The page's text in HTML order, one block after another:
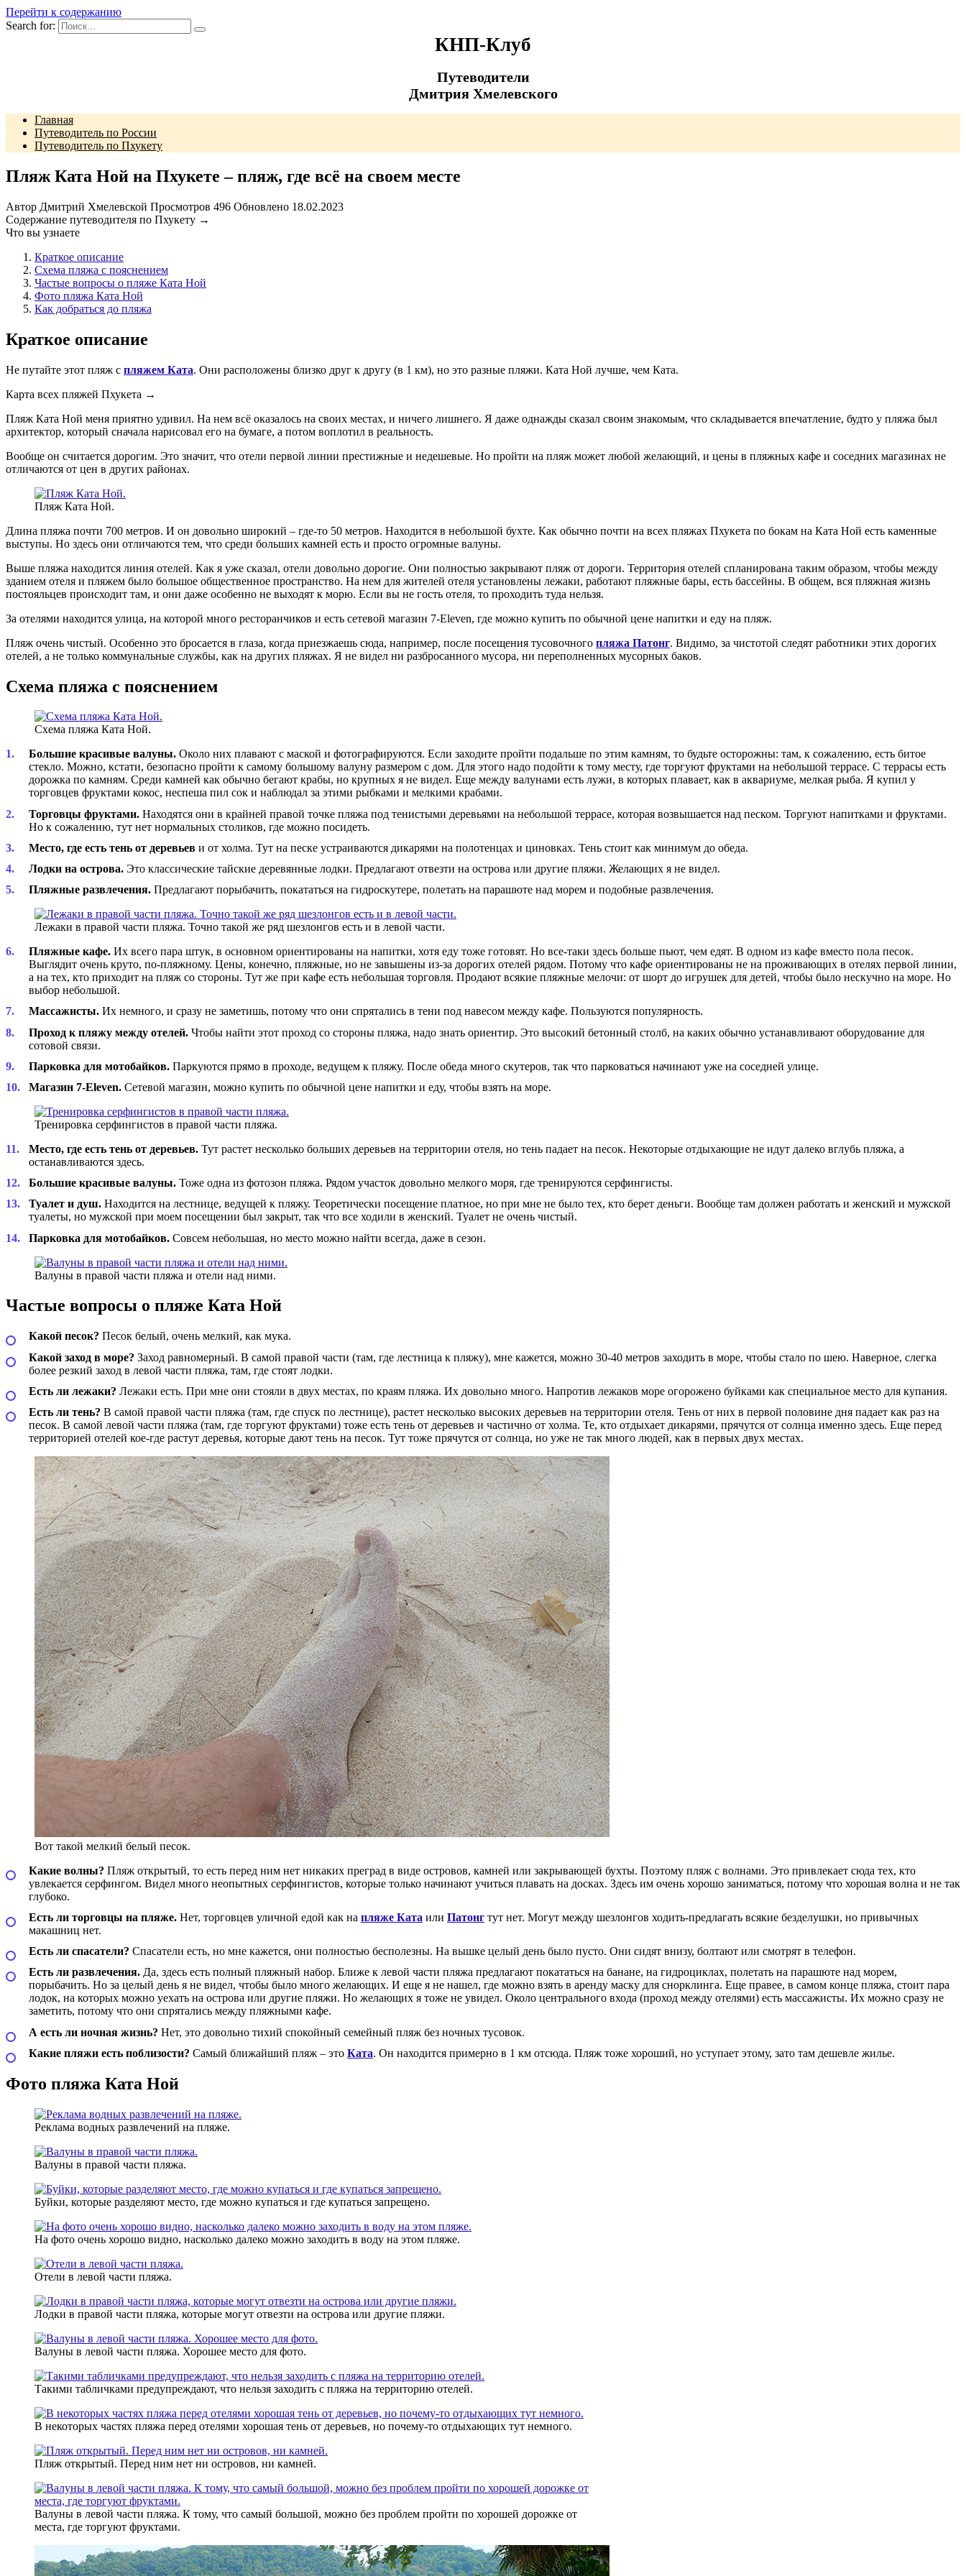
Перейти к содержанию
Search for:
КНП-Клуб
Путеводители
Дмитрия Хмелевского
Главная
Путеводитель по России
Путеводитель по Пхукету
Пляж Ката Ной на Пхукете – пляж, где всё на своем месте
Автор Дмитрий Хмелевской Просмотров 496 Обновлено 18.02.2023
Содержание путеводителя по Пхукету →
Что вы узнаете
Краткое описание
Схема пляжа с пояснением
Частые вопросы о пляже Ката Ной
Фото пляжа Ката Ной
Как добраться до пляжа
Краткое описание
Не путайте этот пляж с пляжем Ката. Они расположены близко друг к другу (в 1 км), но это разные пляжи. Ката Ной лучше, чем Ката.
Карта всех пляжей Пхукета →
Пляж Ката Ной меня приятно удивил. На нем всё оказалось на своих местах, и ничего лишнего. Я даже однажды сказал своим знакомым, что складывается впечатление, будто у пляжа был
архитектор, который сначала нарисовал его на бумаге, а потом воплотил в реальность.
Вообще он считается дорогим. Это значит, что отели первой линии престижные и недешевые. Но пройти на пляж может любой желающий, и цены в пляжных кафе и соседних магазинах не
отличаются от цен в других районах.
Пляж Ката Ной.
Длина пляжа почти 700 метров. И он довольно широкий – где-то 50 метров. Находится в небольшой бухте. Как обычно почти на всех пляжах Пхукета по бокам на Ката Ной есть каменные
выступы. Но здесь они отличаются тем, что среди больших камней есть и просто огромные валуны.
Выше пляжа находится линия отелей. Как я уже сказал, отели довольно дорогие. Они полностью закрывают пляж от дороги. Территория отелей спланирована таким образом, чтобы между
зданием отеля и пляжем было большое общественное пространство. На нем для жителей отеля установлены лежаки, работают пляжные бары, есть бассейны. В общем, вся пляжная жизнь
постояльцев происходит там, и они даже особенно не выходят к морю. Если вы не гость отеля, то проходить туда нельзя.
За отелями находится улица, на которой много ресторанчиков и есть сетевой магазин 7-Eleven, где можно купить по обычной цене напитки и еду на пляж.
Пляж очень чистый. Особенно это бросается в глаза, когда приезжаешь сюда, например, после посещения тусовочного пляжа Патонг. Видимо, за чистотой следят работники этих дорогих
отелей, а не только коммунальные службы, как на других пляжах. Я не видел ни разбросанного мусора, ни переполненных мусорных баков.
Схема пляжа с пояснением
Схема пляжа Ката Ной.
Большие красивые валуны. Около них плавают с маской и фотографируются. Если заходите пройти подальше по этим камням, то будьте осторожны: там, к сожалению, есть битое
стекло. Можно, кстати, безопасно пройти к самому большому валуну размером с дом. Для этого надо подойти к тому месту, где торгуют фруктами на небольшой террасе. С террасы есть
дорожка по камням. Среди камней как обычно бегают крабы, но крупных я не видел. Еще между валунами есть лужи, в которых плавает, как в аквариуме, мелкая рыба. Я купил у
торговцев фруктами кокос, неспеша пил сок и наблюдал за этими рыбками и мелкими крабами.
Торговцы фруктами. Находятся они в крайней правой точке пляжа под тенистыми деревьями на небольшой террасе, которая возвышается над песком. Торгуют напитками и фруктами.
Но к сожалению, тут нет нормальных столиков, где можно посидеть.
Место, где есть тень от деревьев и от холма. Тут на песке устраиваются дикарями на полотенцах и циновках. Тень стоит как минимум до обеда.
Лодки на острова. Это классические тайские деревянные лодки. Предлагают отвезти на острова или другие пляжи. Желающих я не видел.
Пляжные развлечения. Предлагают порыбачить, покататься на гидроскутере, полетать на парашюте над морем и подобные развлечения.
Лежаки в правой части пляжа. Точно такой же ряд шезлонгов есть и в левой части.
Пляжные кафе. Их всего пара штук, в основном ориентированы на напитки, хотя еду тоже готовят. Но все-таки здесь больше пьют, чем едят. В одном из кафе вместо пола песок.
Выглядит очень круто, по-пляжному. Цены, конечно, пляжные, но не завышены из-за дорогих отелей рядом. Потому что кафе ориентированы не на проживающих в отелях первой линии,
а на тех, кто приходит на пляж со стороны. Тут же при кафе есть небольшая торговля. Продают всякие пляжные мелочи: от шорт до игрушек для детей, чтобы было нескучно на море. Но
выбор небольшой.
Массажисты. Их немного, и сразу не заметишь, потому что они спрятались в тени под навесом между кафе. Пользуются популярность.
Проход к пляжу между отелей. Чтобы найти этот проход со стороны пляжа, надо знать ориентир. Это высокий бетонный столб, на каких обычно устанавливают оборудование для
сотовой связи.
Парковка для мотобайков. Паркуются прямо в проходе, ведущем к пляжу. После обеда много скутеров, так что парковаться начинают уже на соседней улице.
Магазин 7-Eleven. Сетевой магазин, можно купить по обычной цене напитки и еду, чтобы взять на море.
Тренировка серфингистов в правой части пляжа.
Место, где есть тень от деревьев. Тут растет несколько больших деревьев на территории отеля, но тень падает на песок. Некоторые отдыхающие не идут далеко вглубь пляжа, а
останавливаются здесь.
Большие красивые валуны. Тоже одна из фотозон пляжа. Рядом участок довольно мелкого моря, где тренируются серфингисты.
Туалет и душ. Находится на лестнице, ведущей к пляжу. Теоретически посещение платное, но при мне не было тех, кто берет деньги. Вообще там должен работать и женский и мужской
туалеты, но мужской при моем посещении был закрыт, так что все ходили в женский. Туалет не очень чистый.
Парковка для мотобайков. Совсем небольшая, но место можно найти всегда, даже в сезон.
Валуны в правой части пляжа и отели над ними.
Частые вопросы о пляже Ката Ной
Какой песок? Песок белый, очень мелкий, как мука.
Какой заход в море? Заход равномерный. В самой правой части (там, где лестница к пляжу), мне кажется, можно 30-40 метров заходить в море, чтобы стало по шею. Наверное, слегка
более резкий заход в левой части пляжа, там, где стоят лодки.
Есть ли лежаки? Лежаки есть. При мне они стояли в двух местах, по краям пляжа. Их довольно много. Напротив лежаков море огорожено буйками как специальное место для купания.
Есть ли тень? В самой правой части пляжа (там, где спуск по лестнице), растет несколько высоких деревьев на территории отеля. Тень от них в первой половине дня падает как раз на
песок. В самой левой части пляжа (там, где торгуют фруктами) тоже есть тень от деревьев и частично от холма. Те, кто отдыхает дикарями, прячутся от солнца именно здесь. Еще перед
территорией отелей кое-где растут деревья, которые дают тень на песок. Тут тоже прячутся от солнца, но уже не так много людей, как в первых двух местах.
Вот такой мелкий белый песок.
Какие волны? Пляж открытый, то есть перед ним нет никаких преград в виде островов, камней или закрывающей бухты. Поэтому пляж с волнами. Это привлекает сюда тех, кто
увлекается серфингом. Видел много неопытных серфингистов, которые только начинают учиться плавать на досках. Здесь им очень хорошо заниматься, потому что хорошая волна и не так
глубоко.
Есть ли торговцы на пляже. Нет, торговцев уличной едой как на пляже Ката или Патонг тут нет. Могут между шезлонгов ходить-предлагать всякие безделушки, но привычных
макашниц нет.
Есть ли спасатели? Спасатели есть, но мне кажется, они полностью бесполезны. На вышке целый день было пусто. Они сидят внизу, болтают или смотрят в телефон.
Есть ли развлечения. Да, здесь есть полный пляжный набор. Ближе к левой части пляжа предлагают покататься на банане, на гидроциклах, полетать на парашюте над морем,
порыбачить. Но за целый день я не видел, чтобы было много желающих. И еще я не нашел, где можно взять в аренду маску для снорклинга. Еще правее, в самом конце пляжа, стоит пара
лодок, на которых можно уехать на острова или другие пляжи. Но желающих я тоже не увидел. Около центрального входа (проход между отелями) есть массажисты. Их можно сразу не
заметить, потому что они спрятались между пляжными кафе.
А есть ли ночная жизнь? Нет, это довольно тихий спокойный семейный пляж без ночных тусовок.
Какие пляжи есть поблизости? Самый ближайший пляж – это Ката. Он находится примерно в 1 км отсюда. Пляж тоже хороший, но уступает этому, зато там дешевле жилье.
Фото пляжа Ката Ной
Реклама водных развлечений на пляже.
Валуны в правой части пляжа.
Буйки, которые разделяют место, где можно купаться и где купаться запрещено.
На фото очень хорошо видно, насколько далеко можно заходить в воду на этом пляже.
Отели в левой части пляжа.
Лодки в правой части пляжа, которые могут отвезти на острова или другие пляжи.
Валуны в левой части пляжа. Хорошее место для фото.
Такими табличками предупреждают, что нельзя заходить с пляжа на территорию отелей.
В некоторых частях пляжа перед отелями хорошая тень от деревьев, но почему-то отдыхающих тут немного.
Пляж открытый. Перед ним нет ни островов, ни камней.
Валуны в левой части пляжа. К тому, что самый большой, можно без проблем пройти по хорошей дорожке от
места, где торгуют фруктами.